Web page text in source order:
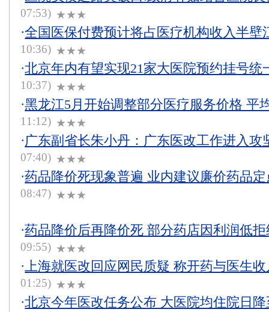
07:53) ★★★
·全国医保付费预计将占医疗机构收入半壁
10:36) ★★★
·北京年内有望实现21家大医院预约挂号统
10:37) ★★★
·黑龙江5月开始调整部分医疗服务价格 平
11:12) ★★★
·广东副省长朱小丹：广东医改工作进入攻
07:40) ★★★
·药品降价死现象普遍 业内建议廉价药品
08:47) ★★★
·药品降价后再降价死 部分药店因利润低
09:55) ★★★
·上海就医改回应网民质疑 称开药与医生
01:25) ★★★
·北京今年医改任务公布 大医院均住院日降